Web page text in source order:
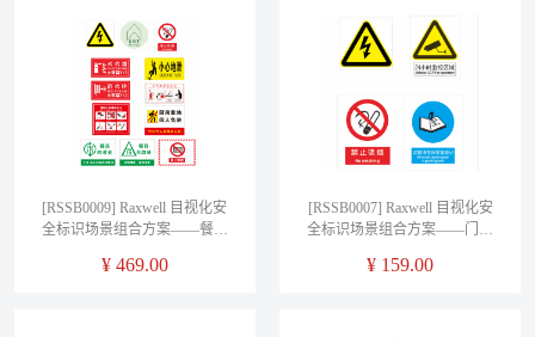
[RSSB0009] Raxwell 目视化安
全标识场景组合方案——餐厅
¥ 469.00
[RSSB0007] Raxwell 目视化安
全标识场景组合方案——门卫
¥ 159.00